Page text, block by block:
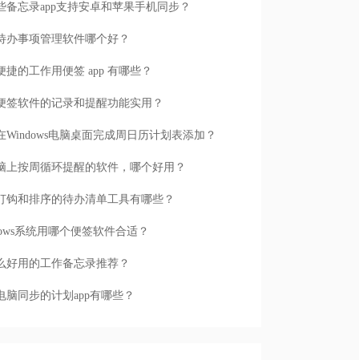
备忘录app支持安卓和苹果手机同步？
办事项管理软件哪个好？
捷的工作用便签 app 有哪些？
签软件的记录和提醒功能实用？
Windows电脑桌面完成周日历计划表添加？
上按周循环提醒的软件，哪个好用？
钩和排序的待办清单工具有哪些？
系统用哪个便签软件合适？
好用的工作备忘录推荐？
脑同步的计划app有哪些？